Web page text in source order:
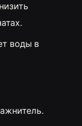
воды в